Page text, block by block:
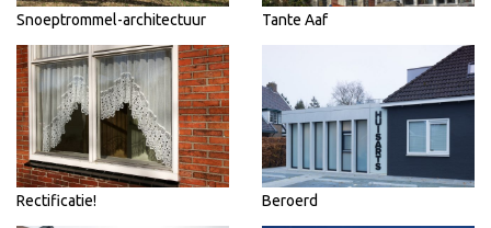
Snoeptrommel-architectuur Tante Aaf
Rectificatie! Beroerd